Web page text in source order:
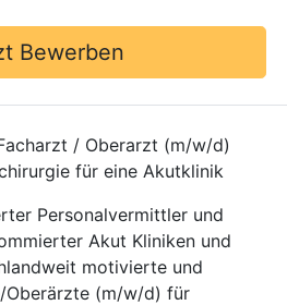
Bewerben
/ Oberarzt (m/w/d)
für eine Akutklinik
Personalvermittler und
Akut Kliniken und
motivierte und
(m/w/d) für